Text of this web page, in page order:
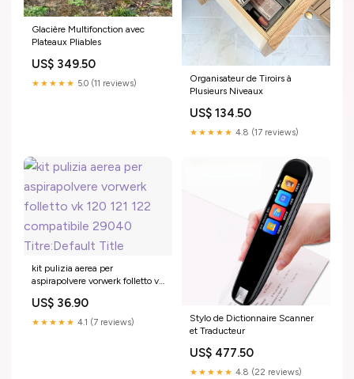
Glacière Multifonction avec
Plateaux Pliables
US$ 349.50
★★★★★ 5.0 (11 reviews)
Organisateur de Tiroirs à
Plusieurs Niveaux
US$ 134.50
★★★★★ 4.8 (17 reviews)
kit pulizia aerea per
aspirapolvere vorwerk folletto vk
29040 Titre:Default Title
US$ 36.90
★★★★★ 4.1 (7 reviews)
Stylo de Dictionnaire Scanner
et Traducteur
US$ 477.50
★★★★★ 4.8 (22 reviews)